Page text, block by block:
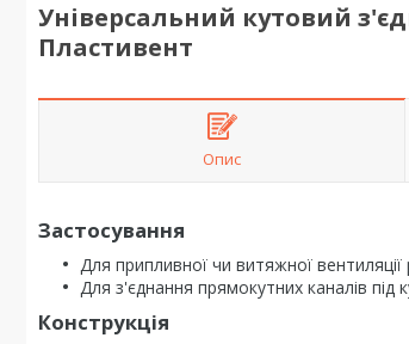
Універсальний кутовий
Пластивент
Опис
Застосування
Для припливної чи витяжної вентиляції
Для з'єднання прямокутних каналів під
Конструкція